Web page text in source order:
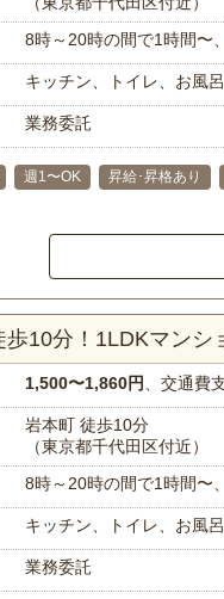
8時～20時の間で1時間〜
キッチン、トイレ、お風
業務委託
週1〜OK 昇給･昇格あり
10分！1LDKマンシ
1,500〜1,860円 、交通費
岩本町 徒歩10分
（東京都千代田区付近）
8時～20時の間で1時間〜
キッチン、トイレ、お風
業務委託